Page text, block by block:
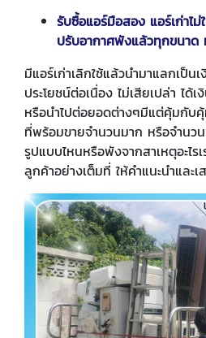
รับซื้อแอร์มือสอง แอร์เก่าไม่
ปรับอากาศพังแล้วทุกขนาด
มีแอร์เก่าเลิกใช้แล้วนำมาแลกเป็น
ประโยชน์ต่อเนื่อง ไม่เสียเปล่า ได้เ
หรือนำไปต่อยอดต่างๆมีแต่คุ้มกับคุ้
ที่พร้อมขายจำนวนมาก หรือจำนว
รูปแบบไหนหรือพังจากสาเหตุอะไ
ลูกค้าอย่างเต็มที่ ให้คำแนะนำและเ